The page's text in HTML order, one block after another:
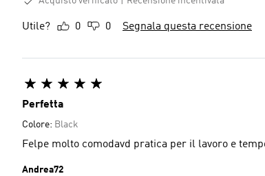
Utile? 0 0 Segnala questa recensione
Perfetta
Colore: Black
Felpe molto comodavd pratica per il lavoro e
Andrea72